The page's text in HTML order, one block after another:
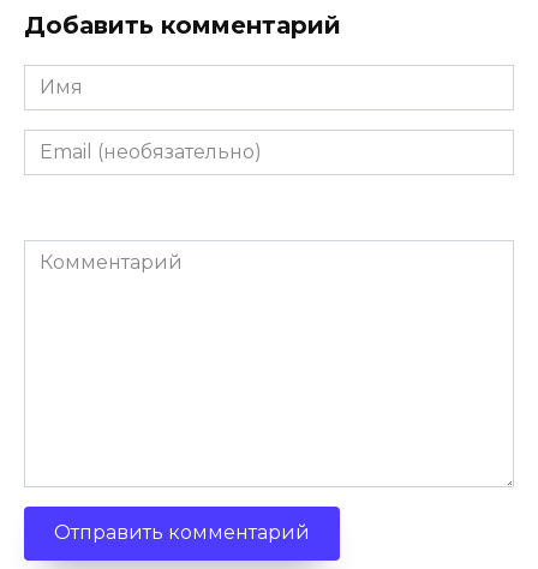
Добавить комментарий
Имя
Email
(необязательно)
Комментарий